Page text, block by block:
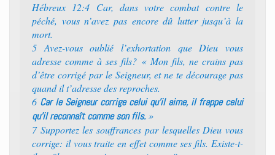
Hébreux 12:4 Car, dans votre combat contre le
péché, vous n’avez pas encore dû lutter jusqu’à la
mort.
5 Avez-vous oublié l’exhortation que Dieu vous
adresse comme à ses fils? « Mon fils, ne crains pas
d’être corrigé par le Seigneur, et ne te décourage pas
quand il t’adresse des reproches.
6 Car le Seigneur corrige celui qu’il aime, il frappe celui
qu’il reconnaît comme son fils.»
7 Supportez les souffrances par lesquelles Dieu vous
corrige: il vous traite en effet comme ses fils. Existe-t-